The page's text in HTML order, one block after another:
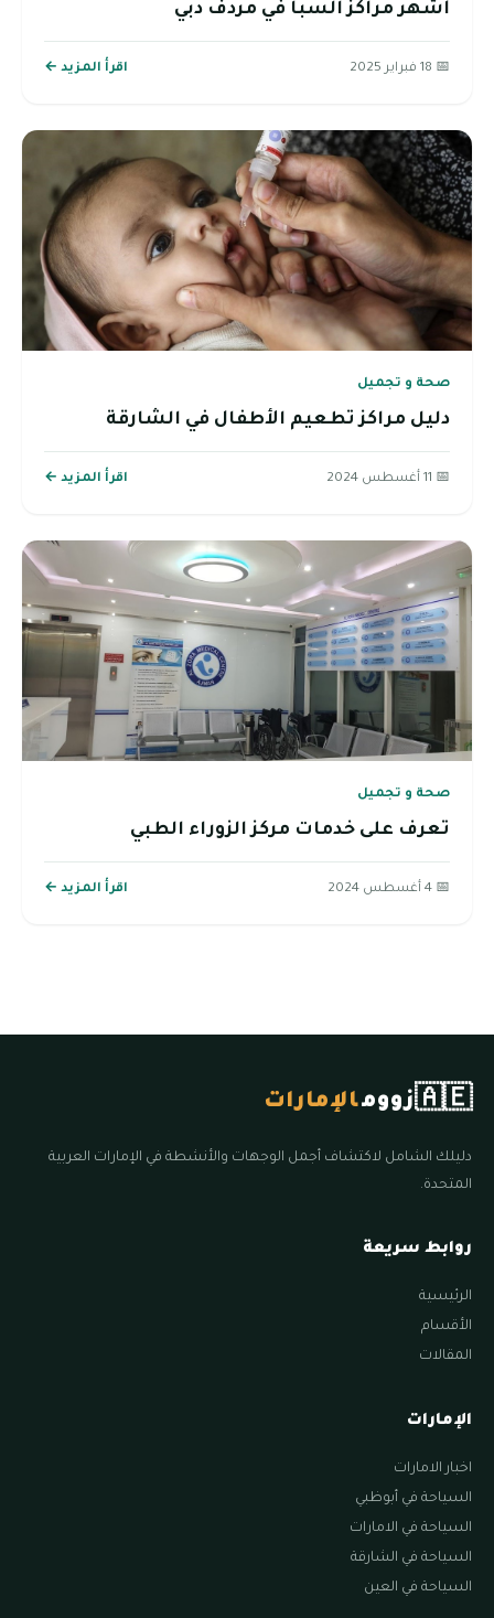
أشهر مراكز السبا في مردف دبي
📅 18 فبراير 2025 اقرأ المزيد ←
صحة و تجميل
دليل مراكز تطعيم الأطفال في الشارقة
📅 11 أغسطس 2024 اقرأ المزيد ←
صحة و تجميل
تعرف على خدمات مركز الزوراء الطبي
📅 4 أغسطس 2024 اقرأ المزيد ←
🇦🇪زوومالإمارات
دليلك الشامل لاكتشاف أجمل الوجهات والأنشطة في الإمارات العربية
المتحدة.
روابط سريعة
الرئيسية
الأقسام
المقالات
الإمارات
اخبار الامارات
السياحة في أبوظبي
السياحة في الامارات
السياحة في الشارقة
السياحة في العين